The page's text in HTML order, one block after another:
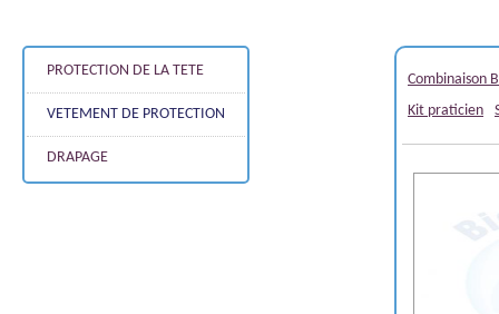
PROTECTION DE LA TETE
VETEMENT DE PROTECTION
DRAPAGE
Combinaison
Kit praticien